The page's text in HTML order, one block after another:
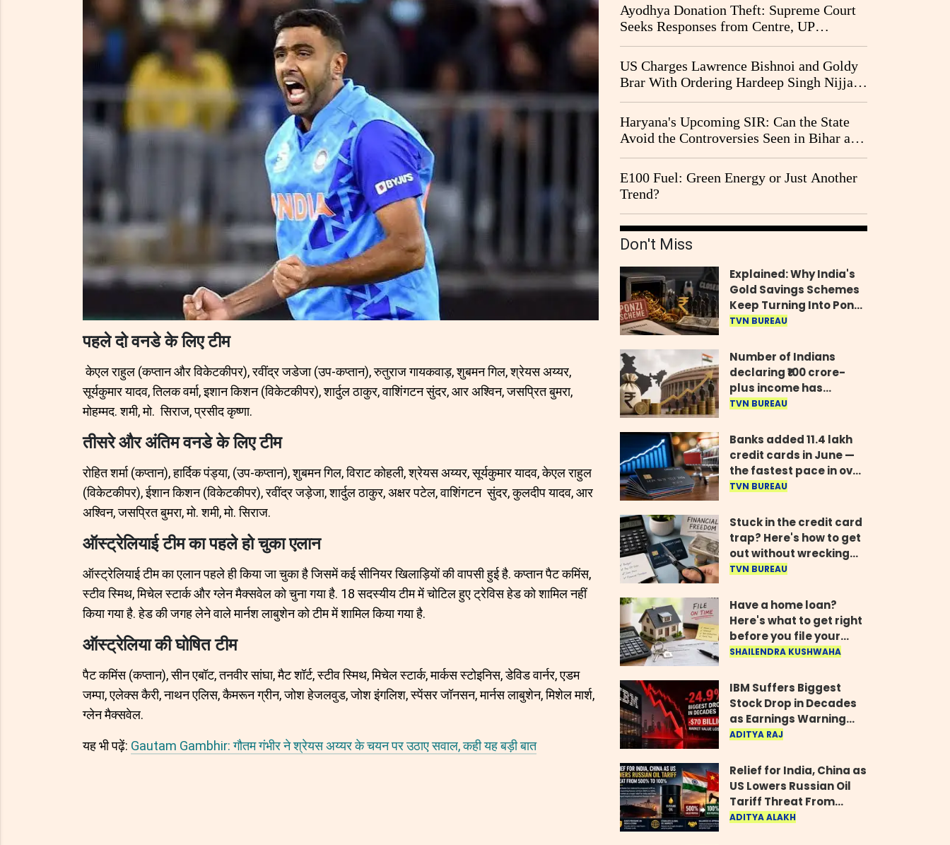
पहले दो वनडे के लिए टीम
केएल राहुल (कप्तान और विकेटकीपर), रवींद्र जडेजा (उप-कप्तान), रुतुराज गायकवाड़, शुबमन गिल, श्रेयस अय्यर,
सूर्यकुमार यादव, तिलक वर्मा, इशान किशन (विकेटकीपर), शार्दुल ठाकुर, वाशिंगटन सुंदर, आर अश्विन, जसप्रित बुमरा,
मोहम्मद. शमी, मो. सिराज, प्रसीद कृष्णा.
तीसरे और अंतिम वनडे के लिए टीम
रोहित शर्मा (कप्तान), हार्दिक पंड्या, (उप-कप्तान), शुबमन गिल, विराट कोहली, श्रेयस अय्यर, सूर्यकुमार यादव, केएल राहुल
(विकेटकीपर), ईशान किशन (विकेटकीपर), रवींद्र जड़ेजा, शार्दुल ठाकुर, अक्षर पटेल, वाशिंगटन सुंदर, कुलदीप यादव, आर
अश्विन, जसप्रित बुमरा, मो. शमी, मो. सिराज.
ऑस्ट्रेलियाई टीम का पहले हो चुका एलान
ऑस्ट्रेलियाई टीम का एलान पहले ही किया जा चुका है जिसमें कई सीनियर खिलाड़ियों की वापसी हुई है. कप्तान पैट कमिंस,
स्टीव स्मिथ, मिचेल स्टार्क और ग्लेन मैक्सवेल को चुना गया है. 18 सदस्यीय टीम में चोटिल हुए ट्रेविस हेड को शामिल नहीं
किया गया है. हेड की जगह लेने वाले मार्नश लाबुशेन को टीम में शामिल किया गया है.
ऑस्ट्रेलिया की घोषित टीम
पैट कमिंस (कप्तान), सीन एबॉट, तनवीर सांघा, मैट शॉर्ट, स्टीव स्मिथ, मिचेल स्टार्क, मार्कस स्टोइनिस, डेविड वार्नर, एडम
जम्पा, एलेक्स कैरी, नाथन एलिस, कैमरून ग्रीन, जोश हेजलवुड, जोश इंगलिश, स्पेंसर जॉनसन, मार्नस लाबुशेन, मिशेल मार्श,
ग्लेन मैक्सवेल.
यह भी पढ़ें: Gautam Gambhir: गौतम गंभीर ने श्रेयस अय्यर के चयन पर उठाए सवाल, कही यह बड़ी बात
Ayodhya Donation Theft: Supreme Court
Seeks Responses from Centre, UP
Government and Ram Temple Trust on
CBI Probe Pleas
US Charges Lawrence Bishnoi and Goldy
Brar With Ordering Hardeep Singh Nijjar's
2023 Killing in Canada
Haryana's Upcoming SIR: Can the State
Avoid the Controversies Seen in Bihar and
West Bengal?
E100 Fuel: Green Energy or Just Another
Trend?
Don't Miss
Explained: Why India's
Gold Savings Schemes
Keep Turning Into Ponzi
Frauds
TVN BUREAU
Number of Indians
declaring ₹100 crore-
plus income has
quadrupled in five
Parliament
TVN BUREAU
Banks added 11.4 lakh
credit cards in June —
the fastest pace in over
two years
TVN BUREAU
Stuck in the credit card
trap? Here's how to get
out without wrecking
your credit score
TVN BUREAU
Have a home loan?
Here's what to get right
before you file your
return
SHAILENDRA KUSHWAHA
IBM Suffers Biggest
Stock Drop in Decades
as Earnings Warning
Wipes Out $70 Billion
ADITYA RAJ
Relief for India, China as
US Lowers Russian Oil
Tariff Threat From
500% to 100%
ADITYA ALAKH